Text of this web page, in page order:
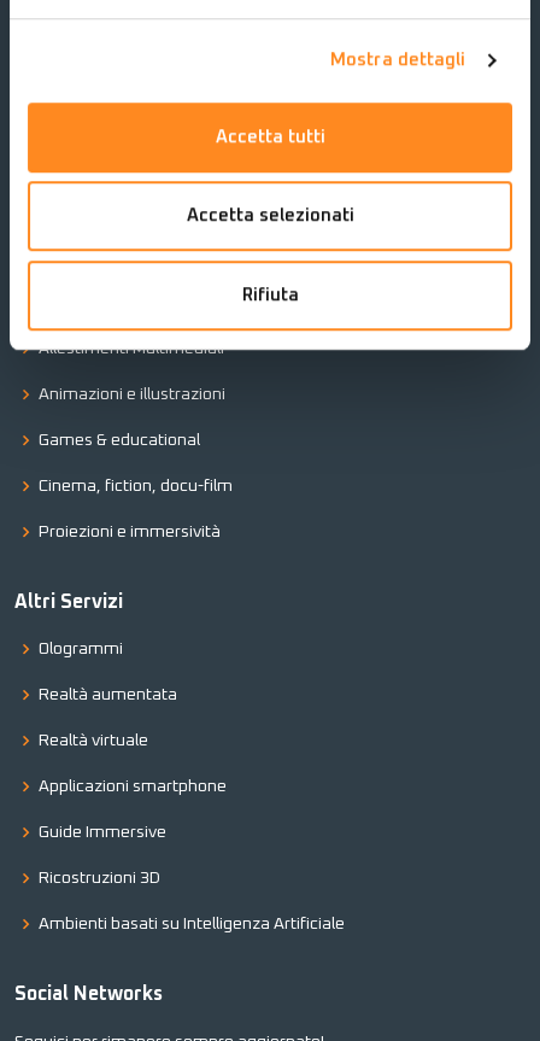
Mostra dettagli
Accetta tutti
Accetta selezionati
Rifiuta
Mostre ed eventi
Allestimenti Multimediali
Animazioni e illustrazioni
Games & educational
Cinema, fiction, docu-film
Proiezioni e immersività
Altri Servizi
Ologrammi
Realtà aumentata
Realtà virtuale
Applicazioni smartphone
Guide Immersive
Ricostruzioni 3D
Ambienti basati su Intelligenza Artificiale
Social Networks